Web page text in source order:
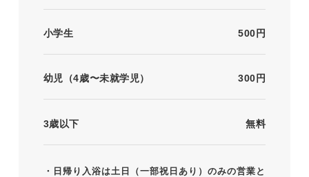
小学生 500円
幼児（4歳〜未就学児） 300円
3歳以下 無料
・日帰り入浴は土日（一部祝日あり）のみの営業と